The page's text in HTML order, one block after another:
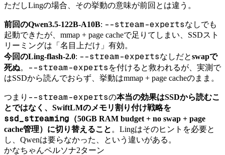
ただしLingの場合、その挙動の意味が前回とは違う。
前回のQwen3.5-122B-A10B: --stream-expertsなしでも
起動できたが、mmap + page cacheで足りてしまい、SSDスト
リーミングは「名目上だけ」有効。
今回のLing-flash-2.0: --stream-expertsなしだとswapで
死ぬ。 --stream-experts を付けると救われるが、実測で
はSSDから読んでおらず、挙動はmmap + page cacheのまま。
つまり --stream-expertsの本当の効果はSSDから読むこ
とではなく、SwiftLMのメモリ割り付け戦略を
ssd_streaming （50GB RAM budget + no swap + page
cache管理）に切り替えること 。Lingはそのヒントを必要と
し、Qwenは要らなかった、という違いがある。
かなちゃんペルソナ2ターン